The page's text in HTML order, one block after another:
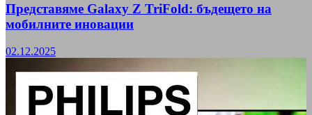
Представяме Galaxy Z TriFold: бъдещето на
мобилните иновации
02.12.2025